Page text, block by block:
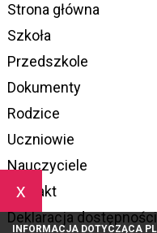
x
INFORMACJA DOTYCZĄCA
Strona główna
Szkoła
Przedszkole
Dokumenty
Rodzice
Uczniowie
Nauczyciele
Kontakt
Deklaracja dostępności